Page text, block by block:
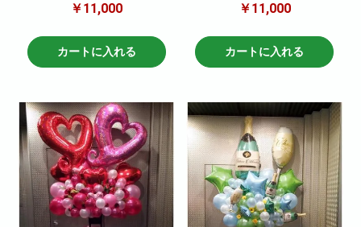
W 100cm
￥11,000
カートに入れる
しくお作りさせて頂きます!
※こちらはお任せ商品となります
ので色合いやキャラクターは選
べない商品ですのであらかじめ
間違えのないようにご注文下さ
いませ。
￥11,000
カートに入れる